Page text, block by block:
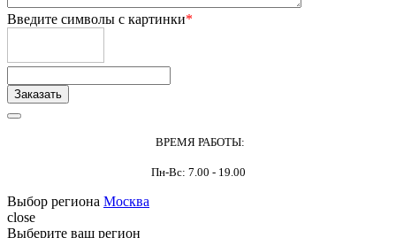
Введите символы с картинки*
ВРЕМЯ РАБОТЫ:
Пн-Вс: 7.00 - 19.00
Выбор региона Москва
close
Выберите ваш регион